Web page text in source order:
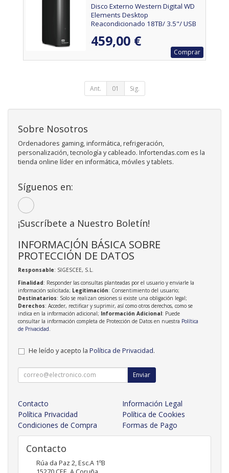
Disco Externo Western Digital WD
Elements Desktop
Reacondicionado 18TB/ 3.5"/ USB
459,00 €
Comprar
Ant. 01 Sig.
Sobre Nosotros
Ordenadores gaming, informática, refrigeración,
personalización, tecnología y cableado. Infortendas.com es la
tienda online líder en informática, móviles y tablets.
Síguenos en:
¡Suscríbete a Nuestro Boletín!
INFORMACIÓN BÁSICA SOBRE
PROTECCIÓN DE DATOS
Responsable: SIGESCEE, S.L.
Finalidad: Responder las consultas planteadas por el usuario y enviarle la
información solicitada; Legitimación: Consentimiento del usuario;
Destinatarios: Solo se realizan cesiones si existe una obligación legal;
Derechos: Acceder, rectificar y suprimir, así como otros derechos, como se
indica en la información adicional; Información Adicional: Puede
consultar la información completa de Protección de Datos en nuestra Política
de Privacidad.
He leído y acepto la Política de Privacidad.
Enviar
Contacto
Información Legal
Política Privacidad
Política de Cookies
Condiciones de Compra
Formas de Pago
Contacto
Rúa da Paz 2, Esc.A 1ºB